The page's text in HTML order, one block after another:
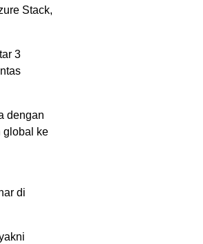
Stack,
3
dengan
global ke
di